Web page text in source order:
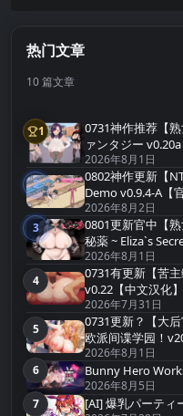
热门文章
10 篇文章
第1名
1
0731神作推荐【
ァンタジー v0.20a
2026年8月1日
第2名
2
0802神作更新【
Demo v0.9.4-A【
2026年8月2日
第3名
3
0801更新官中【
秘薬 ~ Eliza`s
2026年8月1日
第4名
4
0731有更新【苦
v0.22【中文汉化】
2026年7月31日
第5名
5
0731更新？【大
欧派间谍学园！
2026年8月1日
第6名
6 Bunny Hero
2026年8月5日
第7名
7